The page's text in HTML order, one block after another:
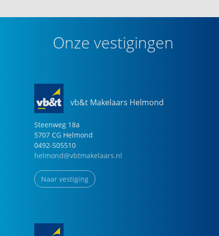
Onze vestigingen
vb&t Makelaars Helmond
Steenweg 18a
5707 CG Helmond
0492-505510
helmond@vbtmakelaars.nl
Naar vestiging